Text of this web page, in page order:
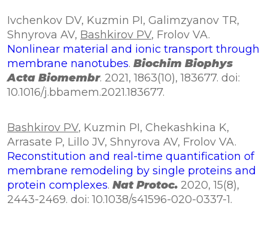
Ivchenkov DV, Kuzmin PI, Galimzyanov TR,
Shnyrova AV, Bashkirov PV, Frolov VA.
Nonlinear material and ionic transport through
membrane nanotubes. Biochim Biophys
Acta Biomembr. 2021, 1863(10), 183677. doi:
10.1016/j.bbamem.2021.183677.
Bashkirov PV, Kuzmin PI, Chekashkina K,
Arrasate P, Lillo JV, Shnyrova AV, Frolov VA.
Reconstitution and real-time quantification of
membrane remodeling by single proteins and
protein complexes. Nat Protoc. 2020, 15(8),
2443-2469. doi: 10.1038/s41596-020-0337-1.